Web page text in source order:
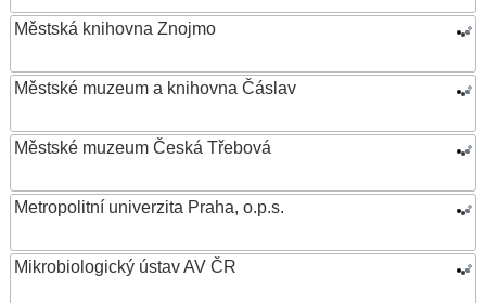
Městská knihovna Znojmo
Městské muzeum a knihovna Čáslav
Městské muzeum Česká Třebová
Metropolitní univerzita Praha, o.p.s.
Mikrobiologický ústav AV ČR